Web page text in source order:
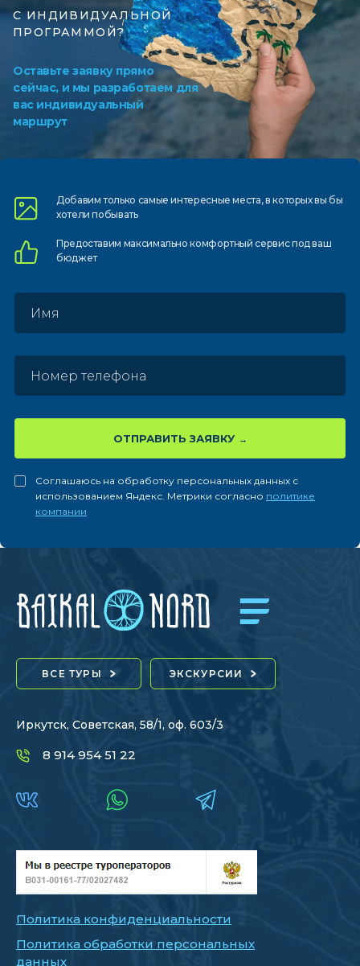
С ИНДИВИДУАЛЬНОЙ
ПРОГРАММОЙ?
Оставьте заявку прямо
сейчас, и мы разработаем для
вас индивидуальный
маршрут
Добавим только самыеинтересные места, в которыхвы бы
хотели побывать
Предоставим максимально комфортныйсервис под ваш
бюджет
ОТПРАВИТЬ ЗАЯВКУ
Соглашаюсь на обработку персональных данных с
использованием Яндекс. Метрики согласно политике
компании
ВСЕ ТУРЫ ЭКСКУРСИИ
Иркутск, Советская, 58/1, оф. 603/3
8 914 954 51 22
Политика конфиденциальности
Политика обработки персональных
данных